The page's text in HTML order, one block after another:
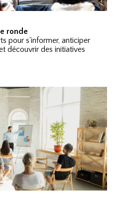
ronde
pour s'informer, anticiper
découvrir des initiatives